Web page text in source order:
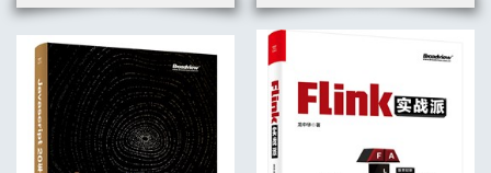
13.5 在数据操作中使用宏（案例研究） 479
13.6 间接引用宏变量 494
第14 章 SAS Enterprise Guide 操作应用 497
14.1 SAS Enterprise Guide 简介 497
14.2 SAS Enterprise Guide 上机练习 498